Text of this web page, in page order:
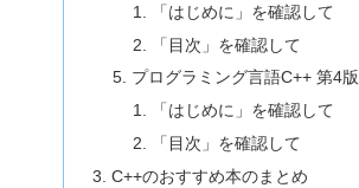
「はじめに」を確認して
「目次」を確認して
プログラミング言語C++ 第4版
「はじめに」を確認して
「目次」を確認して
C++のおすすめ本のまとめ